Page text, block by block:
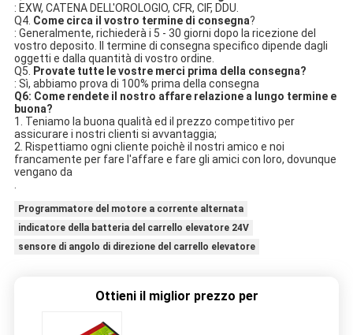
: EXW, CATENA DELL'OROLOGIO, CFR, CIF, DDU.
Q4. Come circa il vostro termine di consegna?
: Generalmente, richiederà i 5 - 30 giorni dopo la ricezione del
vostro deposito. Il termine di consegna specifico dipende dagli
oggetti e dalla quantità di vostro ordine.
Q5. Provate tutte le vostre merci prima della consegna?
: Sì, abbiamo prova di 100% prima della consegna
Q6: Come rendete il nostro affare relazione a lungo termine e
buona?
1. Teniamo la buona qualità ed il prezzo competitivo per
assicurare i nostri clienti si avvantaggia;
2. Rispettiamo ogni cliente poichè il nostri amico e noi
francamente per fare l'affare e fare gli amici con loro, dovunque
vengano da
.
Programmatore del motore a corrente alternata
indicatore della batteria del carrello elevatore 24V
sensore di angolo di direzione del carrello elevatore
Ottieni il miglior prezzo per